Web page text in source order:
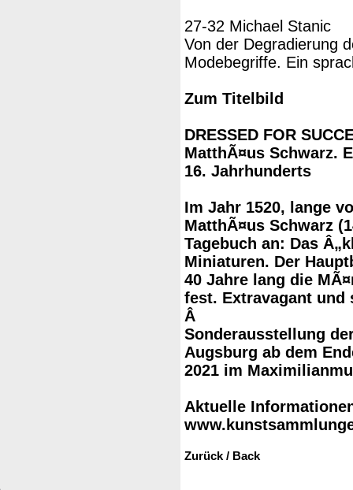
27-32 Michael Stanic
Von der Degradierung
Modebegriffe. Ein
Zum Titelbild
DRESSED FOR
MatthÃ¤us Schwarz.
16. Jahrhunderts
Im Jahr 1520, lange
MatthÃ¤us Schwarz
Tagebuch an: Das
Miniaturen. Der
40 Jahre lang die
fest. Extravagant und
Â
Sonderausstellung
Augsburg ab dem
2021 im
Aktuelle
Zurück / Back